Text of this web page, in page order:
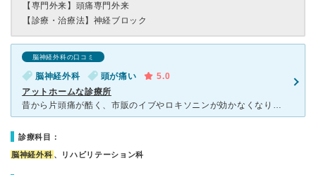
【専門外来】 頭痛専門外来
【診療・治療法】 神経ブロック
脳神経外科の口コミ
脳神経外科 頭が痛い
5.0
アットホームな診療所
昔から片頭痛が酷く、市販のイブやロキソニンが効かなくなり、頭痛の病院を探してこちらの病院に辿り着きました。家から15分程度で着くのと、診療時間が16時から20時までというのが私には合っていました。初め
診療科目：
脳神経外科 、リハビリテーション科